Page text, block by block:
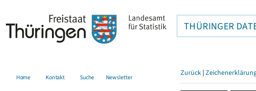
THÜRINGER
Home Kontakt Suche Newsletter Zurück |